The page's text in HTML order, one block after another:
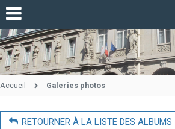
Accueil Galeries photos
RETOURNER À LA LISTE DES ALBUMS